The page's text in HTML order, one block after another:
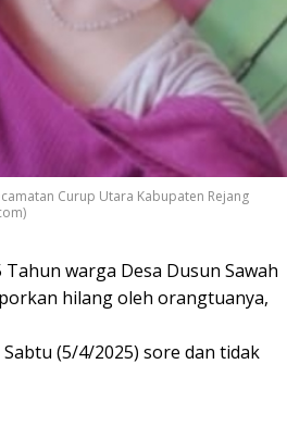
Curup Utara Kabupaten Rejang
warga Desa Dusun Sawah
hilang oleh orangtuanya,
(5/4/2025) sore dan tidak